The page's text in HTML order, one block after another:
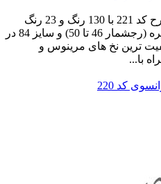
نخ و نقشه تابلوفرش دستباف طرح کد 221 با 130 رنگ و 23 رنگ
ابریشم به ابعاد 551 رج در 800 گره (رجشمار 46 تا 50) و سایز 84 در
ترین نخ های مرینوس و
با...